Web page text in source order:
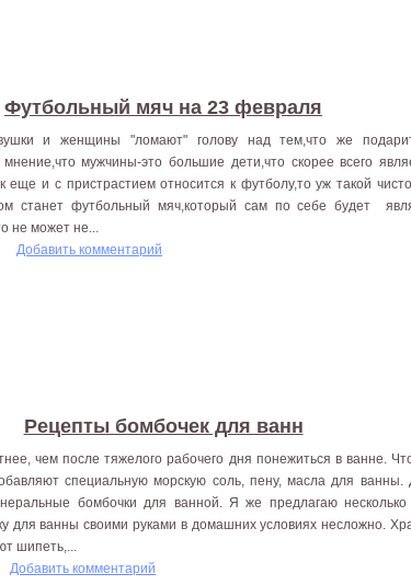
Футбольный мяч на 23 февраля
и женщины "ломают" голову над тем,что же
мужчины-это большие дети,что скорее всего
еще и с пристрастием относится к футболу,то уж такой
станет футбольный мяч,который сам по себе будет
не может не...
Добавить комментарий
Рецепты бомбочек для ванн
чем после тяжелого рабочего дня понежиться в ванне.
специальную морскую соль, пену, масла для
бомбочки для ванной. Я же предлагаю несколько
для ванны своими руками в домашних условиях несложно.
шипеть,...
Добавить комментарий